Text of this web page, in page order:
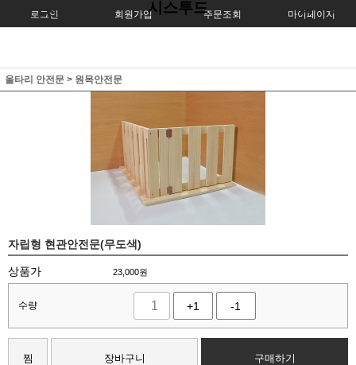
로그인 회원가입 주문조회 마이페이지
시스투드
울타리 안전문 > 원목안전문
자립형 현관안전문(무도색)
상품가 23,000원
수량 +1 -1
찜 장바구니 구매하기